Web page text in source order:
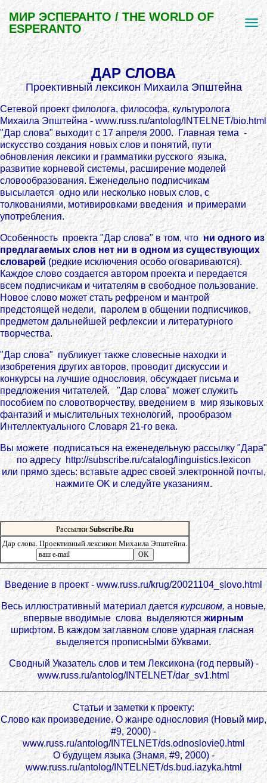
МИР ЭСПЕРАНТО / THE WORLD OF
ESPERANTO
ДАР СЛОВА
Проективный лексикон Михаила Эпштейна
Сетевой проект филолога, философа, культуролога
Михаила Эпштейна - www.russ.ru/antolog/INTELNET/bio.html
"Дар слова" выходит с 17 апреля 2000. Главная тема -
искусство создания новых слов и понятий, пути
обновления лексики и грамматики русского языка,
развитие корневой системы, расширение моделей
словообразования. Еженедельно подписчикам
высылается одно или несколько новых слов, с
толкованиями, мoтивировками введения и примерами
употребления.
Особенность проекта "Дар слова" в том, чтони одного из
предлагaемых слов нет ни в одном из существующих
словарей (редкие исключения особо оговариваются).
Каждое слово создается автором проекта и передается
всем подписчикам и читателям в свободное пользование.
Новое слово может стать рефреном и мантрой
предстоящей недели, паролем в общении подписчиков,
предметом дальнейшей рефлексии и литературного
творчества.
"Дар слова" публикует также словесные находки и
изобретения других авторов, проводит дискуссии и
конкурсы на лучшие однословия, обсуждает письма и
предложения читателей. "Дар слова" может служить
пособием по словотворчеству, введением в мир языковых
фантазий и мыслительных технологий, прообразом
Интеллектуального Словаря 21-го века.
Вы можете подписаться на еженедельную рассылку "Дара"
по адресу http://subscribe.ru/catalog/linguistics.lexicon
или прямо здесь: вставьте адрес своей электронной почты,
нажмите OK и следуйте указаниям.
Рассылки Subscribe.Ru
Дар слова. Проективный лексикон Михаила Эпштейна.
Введение в проект - www.russ.ru/krug/20021104_slovo.html
Весь иллюстративный материал дается курсивом, а новые,
впервые вводимые слова выделяютсяжирным
шрифтом. В каждом заглавном слове ударная гласная
выделяeтся прописнЫми бУквами.
Сводный Указатель слов и тем Лексикона (год первый) -
www.russ.ru/antolog/INTELNET/dar_sv1.html
Статьи и заметки к проекту:
Слово как произведение. О жанре однословия (Новый мир,
#9, 2000) -
www.russ.ru/antolog/INTELNET/ds.odnoslovie0.html
О будущем языка (Знaмя, #9, 2000) -
www.russ.ru/antolog/INTELNET/ds.bud.iazyka.html